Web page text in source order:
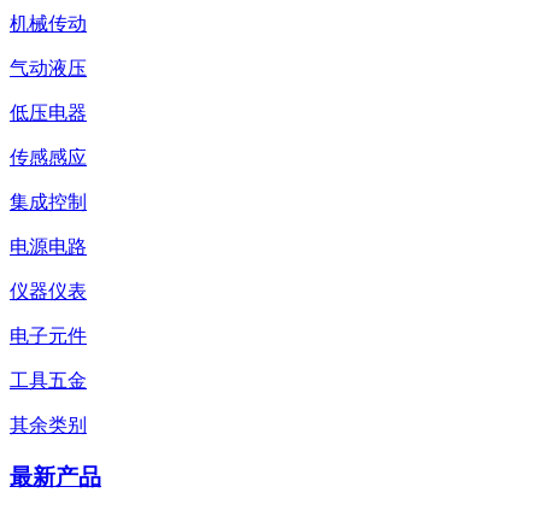
机械传动
气动液压
低压电器
传感感应
集成控制
电源电路
仪器仪表
电子元件
工具五金
其余类别
最新产品